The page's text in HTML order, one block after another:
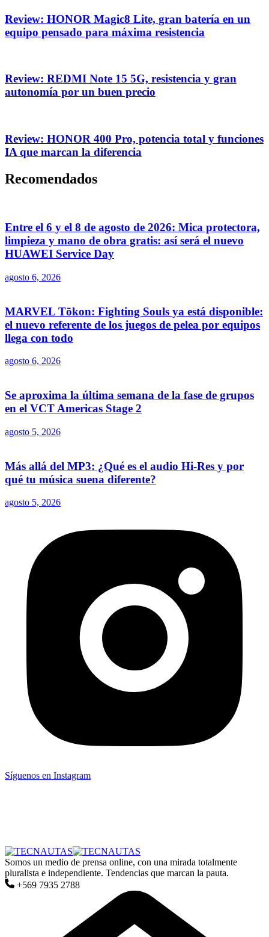
Review: HONOR Magic8 Lite, gran batería en un
equipo pensado para máxima resistencia
Review: REDMI Note 15 5G, resistencia y gran
autonomía por un buen precio
Review: HONOR 400 Pro, potencia total y funciones
IA que marcan la diferencia
Recomendados
Entre el 6 y el 8 de agosto de 2026: Mica protectora,
limpieza y mano de obra gratis: así será el nuevo
HUAWEI Service Day
agosto 6, 2026
MARVEL Tōkon: Fighting Souls ya está disponible:
el nuevo referente de los juegos de pelea por equipos
llega con todo
agosto 6, 2026
Se aproxima la última semana de la fase de grupos
en el VCT Americas Stage 2
agosto 5, 2026
Más allá del MP3: ¿Qué es el audio Hi-Res y por
qué tu música suena diferente?
agosto 5, 2026
Síguenos en Instagram
Somos un medio de prensa online, con una mirada totalmente
pluralista e independiente. Tendencias que marcan la pauta.
+569 7935 2788